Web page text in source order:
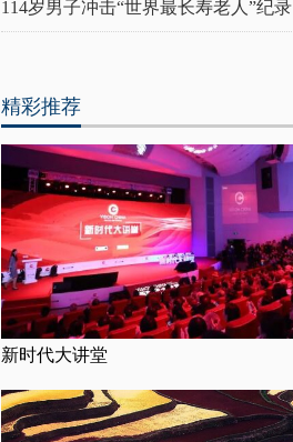
114岁男子冲击“世界最长寿老人”纪录
精彩推荐
新时代大讲堂